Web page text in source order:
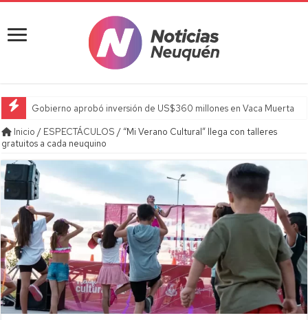
Gobierno aprobó inversión de US$360 millones en Vaca Muerta
Inicio / ESPECTÁCULOS / “Mi Verano Cultural” llega con talleres
gratuitos a cada neuquino